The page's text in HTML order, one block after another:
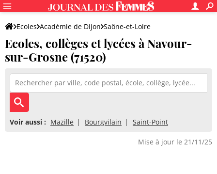
Ecoles Académie de Dijon Saône-et-Loire
Ecoles, collèges et lycées à Navour-
sur-Grosne (71520)
Voir aussi : Mazille Bourgvilain Saint-Point
Mise à jour le 21/11/25